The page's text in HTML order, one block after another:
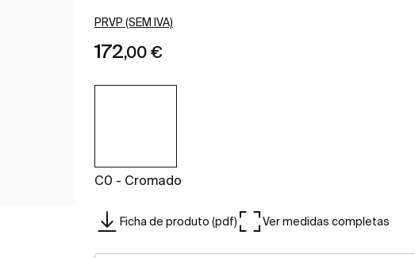
PRVP (SEM IVA)
172,00 €
C0 - Cromado
Ficha de produto (pdf) Ver medidas completas